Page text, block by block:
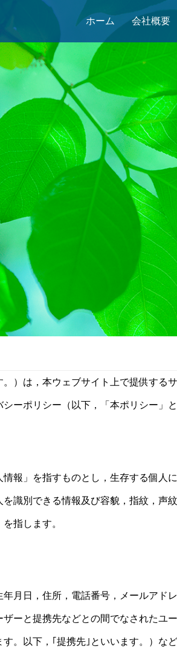
ホーム 会社概要
）は，本ウェブサイト上で提供する
ーポリシー（以下，「本ポリシー」
情報」を指すものとし，生存する個
識別できる情報及び容貌，指紋，
指します。
月日，住所，電話番号，メールアド
ーと提携先などとの間でなされた
。以下，｢提携先｣といいます。）な